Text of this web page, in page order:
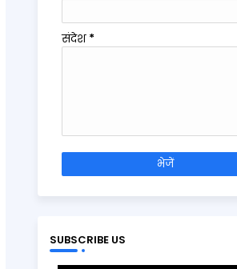
संदेश *
SUBSCRIBE US